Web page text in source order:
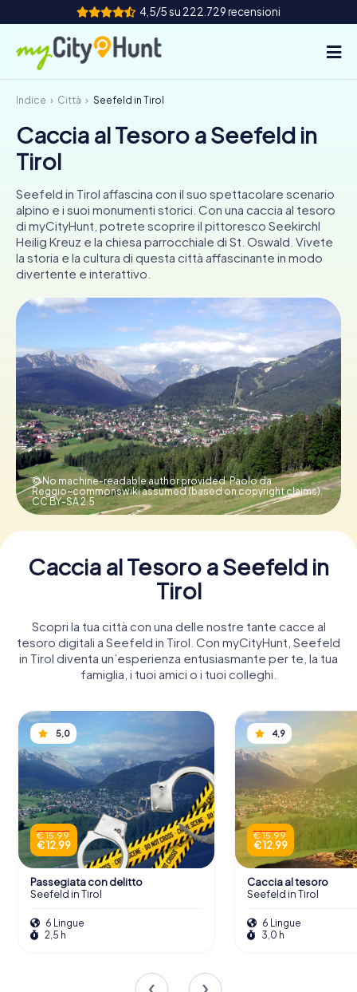
4,5/5 su 222.729 recensioni
Come funziona
Città
Team Building
Biglietti
ES
UK
NL
Prenota Biglietti
Acquista i Voucher
Indice Città Seefeld in Tirol
Caccia al Tesoro a Seefeld in
Tirol
Seefeld in Tirol affascina con il suo spettacolare scenario
alpino e i suoi monumenti storici. Con una caccia al tesoro
di myCityHunt, potrete scoprire il pittoresco Seekirchl
Heilig Kreuz e la chiesa parrocchiale di St. Oswald. Vivete
la storia e la cultura di questa città affascinante in modo
divertente e interattivo.
© No machine-readable author provided. Paolo da
Reggio~commonswiki assumed (based on copyright claims),
CC BY-SA 2.5
Caccia al Tesoro a Seefeld in
Tirol
Scopri la tua città con una delle nostre tante cacce al
tesoro digitali a Seefeld in Tirol. Con myCityHunt, Seefeld
in Tirol diventa un’esperienza entusiasmante per te, la tua
famiglia, i tuoi amici o i tuoi colleghi.
5,0
€ 15,99
€ 12,99
Passegiata con delitto
Seefeld in Tirol
6 Lingue
2,5 h
4,9
€ 15,99
€ 12,99
Caccia al tesoro
Seefeld in Tirol
6 Lingue
3,0 h